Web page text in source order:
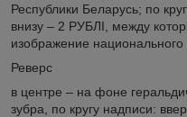
Республики Беларусь; по
внизу – 2 РУБЛI, между
изображение национального
Реверс
в центре – на фоне
зубра, по кругу надписи: